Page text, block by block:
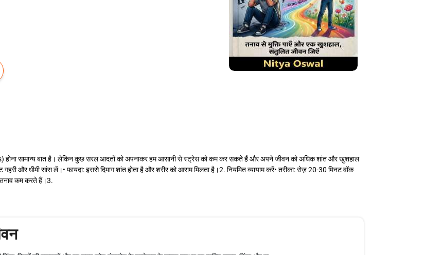
सामान्य बात है। लेकिन कुछ सरल आदतों को अपनाकर हम आसानी से स्ट्रेस को कम कर सकते हैं और अपने जीवन को अधिक शांत और खुशहाल
और धीमी सांस लें।• फायदा: इससे दिमाग शांत होता है और शरीर को आराम मिलता है।2. नियमित व्यायाम करें• तरीका: रोज़ 20-30 मिनट वॉक
तनाव कम करते हैं।3.